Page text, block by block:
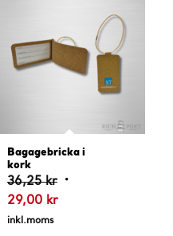
Bagagebricka i
kork
36,25kr Det
29,00 krDet
inkl.moms